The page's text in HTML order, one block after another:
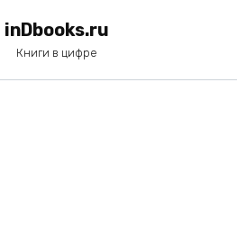
inDbooks.ru
Книги в цифре